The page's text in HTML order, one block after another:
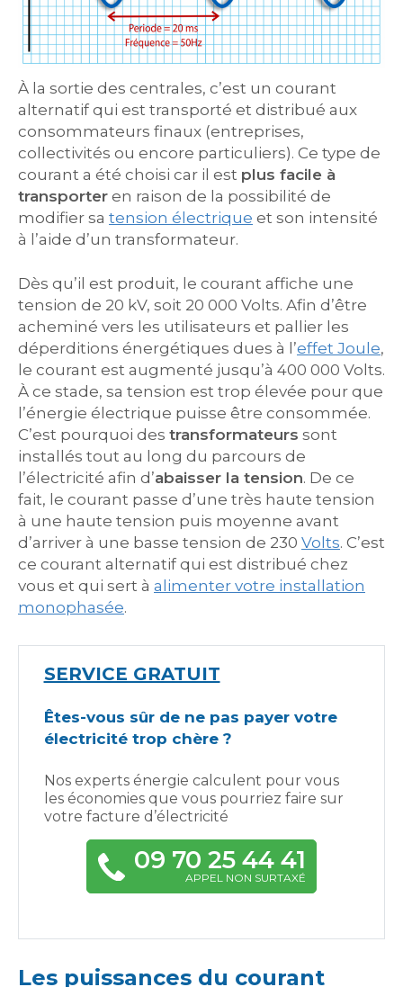
À la sortie des centrales, c’est un courant
alternatif qui est transporté et distribué aux
consommateurs finaux (entreprises,
collectivités ou encore particuliers). Ce type de
courant a été choisi car il est plus facile à
transporter en raison de la possibilité de
modifier sa tension électrique et son intensité
à l’aide d’un transformateur.
Dès qu’il est produit, le courant affiche une
tension de 20 kV, soit 20 000 Volts. Afin d’être
acheminé vers les utilisateurs et pallier les
déperditions énergétiques dues à l’effet Joule,
le courant est augmenté jusqu’à 400 000 Volts.
À ce stade, sa tension est trop élevée pour que
l’énergie électrique puisse être consommée.
C’est pourquoi des transformateurs sont
installés tout au long du parcours de
l’électricité afin d’abaisser la tension. De ce
fait, le courant passe d’une très haute tension
à une haute tension puis moyenne avant
d’arriver à une basse tension de 230 Volts. C’est
ce courant alternatif qui est distribué chez
vous et qui sert à alimenter votre installation
monophasée.
SERVICE GRATUIT
Êtes-vous sûr de ne pas payer votre
électricité trop chère ?
Nos experts énergie calculent pour vous
les économies que vous pourriez faire sur
votre facture d’électricité
09 70 25 44 41
APPEL NON SURTAXÉ
Les puissances du courant